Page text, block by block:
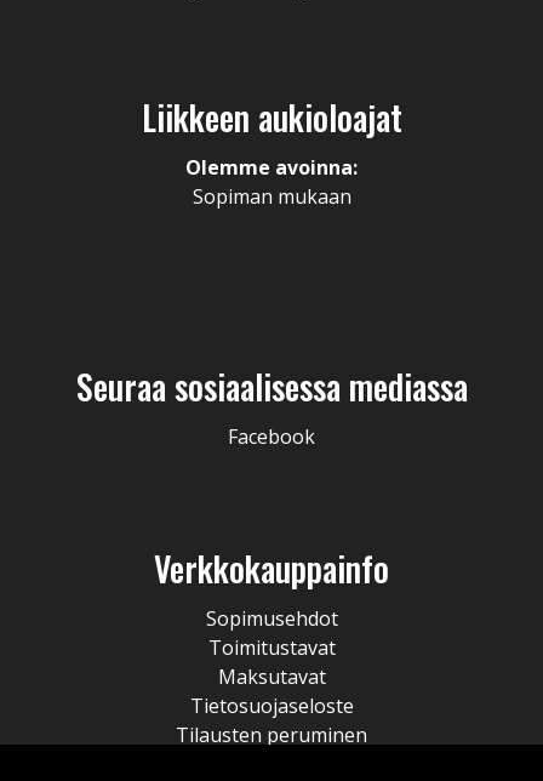
Liikkeen aukioloajat
Olemme avoinna:
Sopiman mukaan
Seuraa sosiaalisessa mediassa
Facebook
Verkkokauppainfo
Sopimusehdot
Toimitustavat
Maksutavat
Tietosuojaseloste
Tilausten peruminen